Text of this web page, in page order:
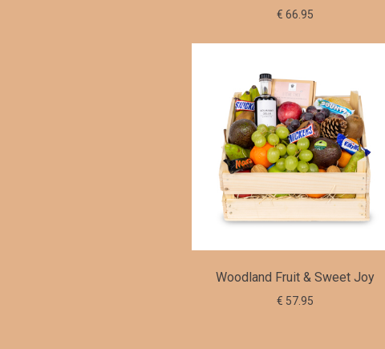
€ 66.95
Woodland Fruit & Sweet Joy
€ 57.95